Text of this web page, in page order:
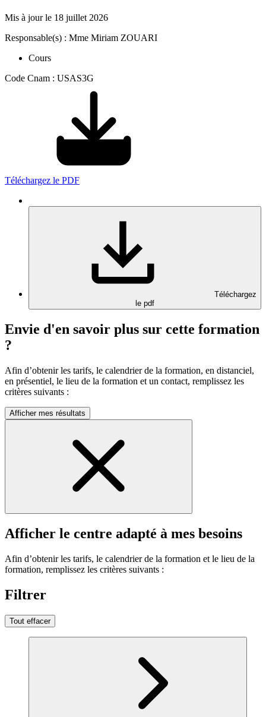
Mis à jour le 18 juillet 2026
Responsable(s) : Mme Miriam ZOUARI
Cours
Code Cnam : USAS3G
Téléchargez le PDF
Téléchargez
le pdf
Envie d'en savoir plus sur cette formation
?
Afin d’obtenir les tarifs, le calendrier de la formation, en distanciel,
en présentiel, le lieu de la formation et un contact, remplissez les
critères suivants :
Afficher mes résultats
Afficher le centre adapté à mes besoins
Afin d’obtenir les tarifs, le calendrier de la formation et le lieu de la
formation, remplissez les critères suivants :
Filtrer
Tout effacer